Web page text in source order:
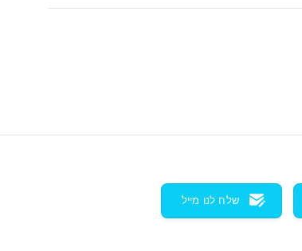
שלח לנו מייל